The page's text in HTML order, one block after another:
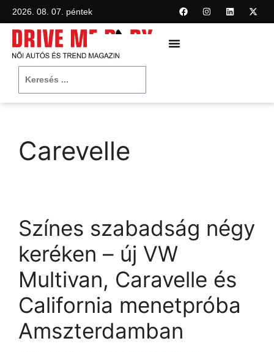
2026. 08. 07. péntek
Carevelle
Színes szabadság négy
keréken – új VW
Multivan, Caravelle és
California menetpróba
Amszterdamban